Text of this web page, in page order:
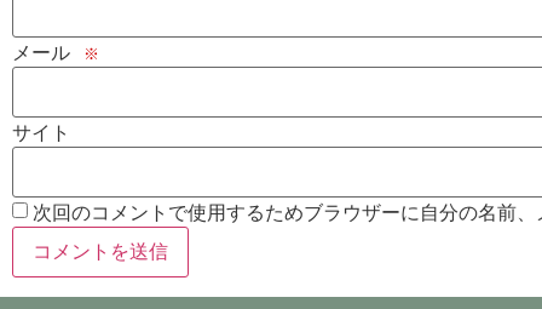
メール ※
サイト
次回のコメントで使用するためブラウザーに自分の名前